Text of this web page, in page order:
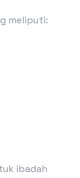
meliputi:
ibadah